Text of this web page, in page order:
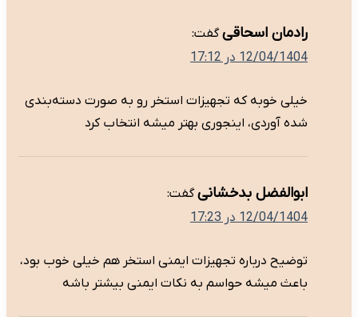
رادمان اسحاقی گفت:
12/04/1404 در 17:12
خیلی خوبه که تجهیزات استخر رو به صورت دسته‌بندی
شده آوردی، اینجوری بهتر میشه انتخاب کرد
ابوالفضل بدخشانی گفت:
12/04/1404 در 17:23
توضیح درباره تجهیزات ایمنی استخر هم خیلی خوب بود،
باعث میشه حواسم به نکات ایمنی بیشتر باشه